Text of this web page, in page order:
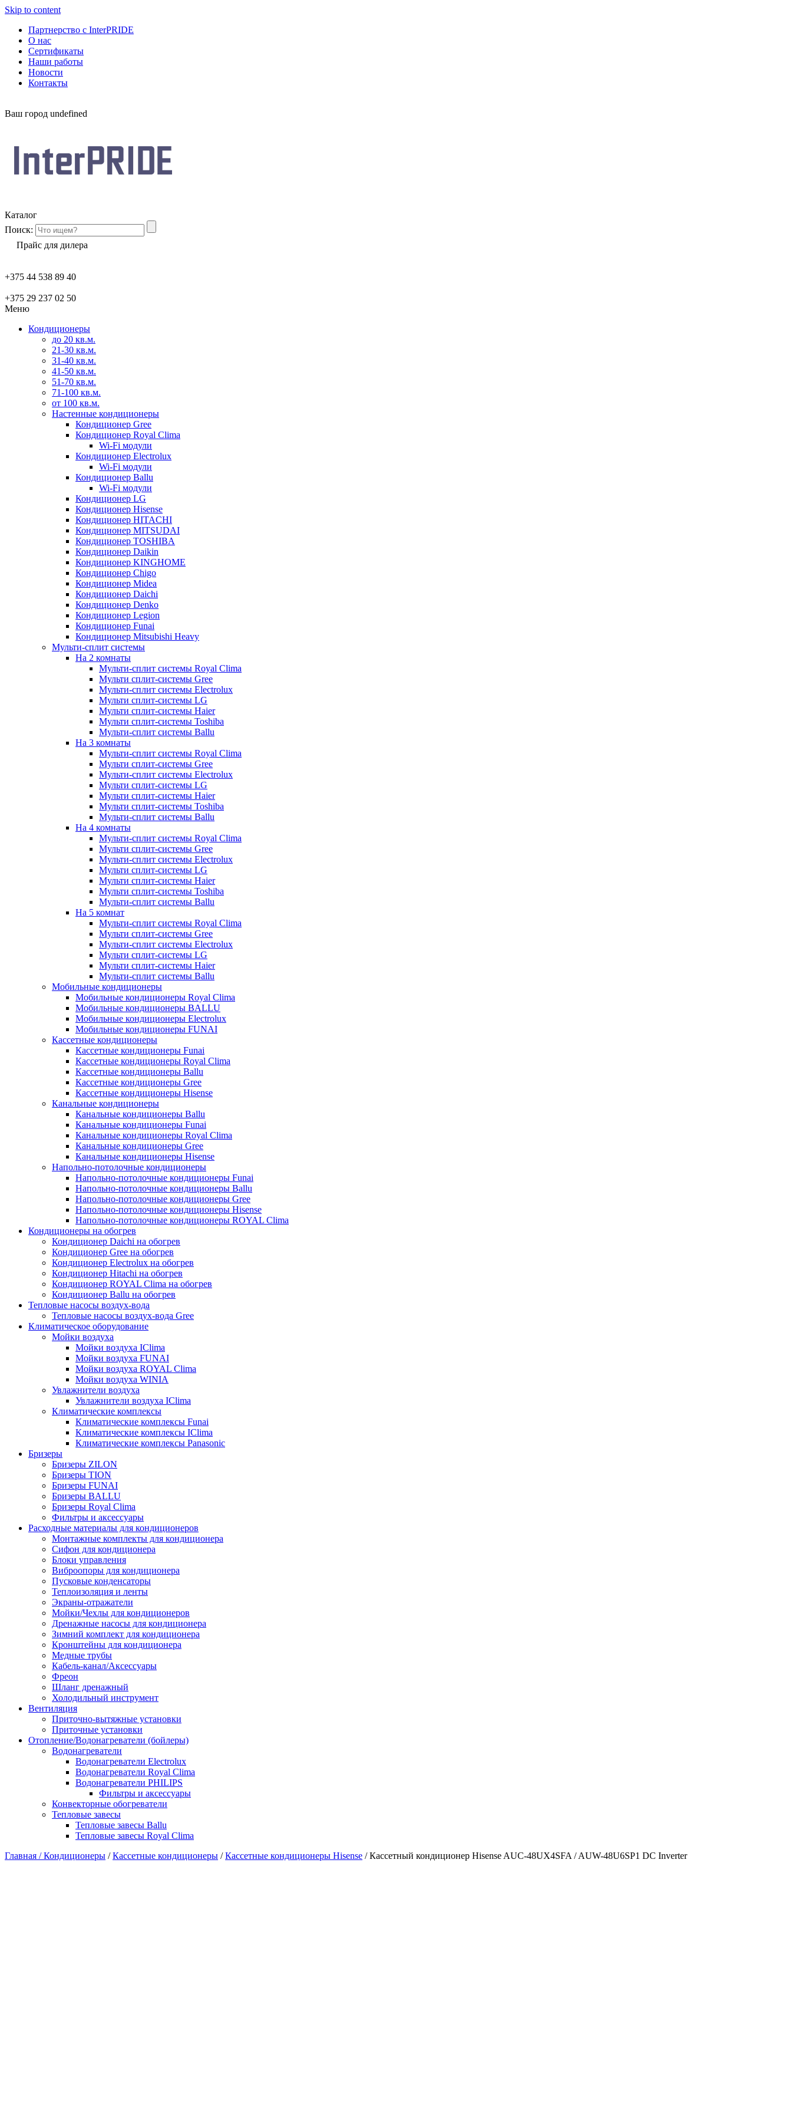
Skip to content
Партнерство с InterPRIDE
О нас
Сертификаты
Наши работы
Новости
Контакты
Ваш город undefined
Каталог
Поиск:
Прайс для дилера
+375 44 538 89 40
+375 29 237 02 50
Меню
Кондиционеры
до 20 кв.м.
21-30 кв.м.
31-40 кв.м.
41-50 кв.м.
51-70 кв.м.
71-100 кв.м.
от 100 кв.м.
Настенные кондиционеры
Кондиционер Gree
Кондиционер Royal Clima
Wi-Fi модули
Кондиционер Electrolux
Wi-Fi модули
Кондиционер Ballu
Wi-Fi модули
Кондиционер LG
Кондиционер Hisense
Кондиционер HITACHI
Кондиционер MITSUDAI
Кондиционер TOSHIBA
Кондиционер Daikin
Кондиционер KINGHOME
Кондиционер Chigo
Кондиционер Midea
Кондиционер Daichi
Кондиционер Denko
Кондиционер Legion
Кондиционер Funai
Кондиционер Mitsubishi Heavy
Мульти-сплит системы
На 2 комнаты
Мульти-сплит системы Royal Clima
Мульти сплит-системы Gree
Мульти-сплит системы Electrolux
Мульти сплит-системы LG
Мульти сплит-системы Haier
Мульти сплит-системы Toshiba
Мульти-сплит системы Ballu
На 3 комнаты
Мульти-сплит системы Royal Clima
Мульти сплит-системы Gree
Мульти-сплит системы Electrolux
Мульти сплит-системы LG
Мульти сплит-системы Haier
Мульти сплит-системы Toshiba
Мульти-сплит системы Ballu
На 4 комнаты
Мульти-сплит системы Royal Clima
Мульти сплит-системы Gree
Мульти-сплит системы Electrolux
Мульти сплит-системы LG
Мульти сплит-системы Haier
Мульти сплит-системы Toshiba
Мульти-сплит системы Ballu
На 5 комнат
Мульти-сплит системы Royal Clima
Мульти сплит-системы Gree
Мульти-сплит системы Electrolux
Мульти сплит-системы LG
Мульти сплит-системы Haier
Мульти-сплит системы Ballu
Мобильные кондиционеры
Мобильные кондиционеры Royal Clima
Мобильные кондиционеры BALLU
Мобильные кондиционеры Electrolux
Мобильные кондиционеры FUNAI
Кассетные кондиционеры
Кассетные кондиционеры Funai
Кассетные кондиционеры Royal Clima
Кассетные кондиционеры Ballu
Кассетные кондиционеры Gree
Кассетные кондиционеры Hisense
Канальные кондиционеры
Канальные кондиционеры Ballu
Канальные кондиционеры Funai
Канальные кондиционеры Royal Clima
Канальные кондиционеры Gree
Канальные кондиционеры Hisense
Напольно-потолочные кондиционеры
Напольно-потолочные кондиционеры Funai
Напольно-потолочные кондиционеры Ballu
Напольно-потолочные кондиционеры Gree
Напольно-потолочные кондиционеры Hisense
Напольно-потолочные кондиционеры ROYAL Clima
Кондиционеры на обогрев
Кондиционер Daichi на обогрев
Кондиционер Gree на обогрев
Кондиционер Electrolux на обогрев
Кондиционер Hitachi на обогрев
Кондиционер ROYAL Clima на обогрев
Кондиционер Ballu на обогрев
Тепловые насосы воздух-вода
Тепловые насосы воздух-вода Gree
Климатическое оборудование
Мойки воздуха
Мойки воздуха IClima
Мойки воздуха FUNAI
Мойки воздуха ROYAL Clima
Мойки воздуха WINIA
Увлажнители воздуха
Увлажнители воздуха IClima
Климатические комплексы
Климатические комплексы Funai
Климатические комплексы IClima
Климатические комплексы Panasonic
Бризеры
Бризеры ZILON
Бризеры TION
Бризеры FUNAI
Бризеры BALLU
Бризеры Royal Clima
Фильтры и аксессуары
Расходные материалы для кондиционеров
Монтажные комплекты для кондиционера
Сифон для кондиционера
Блоки управления
Виброопоры для кондиционера
Пусковые конденсаторы
Теплоизоляция и ленты
Экраны-отражатели
Мойки/Чехлы для кондиционеров
Дренажные насосы для кондиционера
Зимний комплект для кондиционера
Кронштейны для кондиционера
Медные трубы
Кабель-канал/Аксессуары
Фреон
Шланг дренажный
Холодильный инструмент
Вентиляция
Приточно-вытяжные установки
Приточные установки
Отопление/Водонагреватели (бойлеры)
Водонагреватели
Водонагреватели Electrolux
Водонагреватели Royal Clima
Водонагреватели PHILIPS
Фильтры и аксессуары
Конвекторные обогреватели
Тепловые завесы
Тепловые завесы Ballu
Тепловые завесы Royal Clima
Главная /Кондиционеры /Кассетные кондиционеры /Кассетные кондиционеры Hisense / Кассетный кондиционер Hisense AUC-48UX4SFA / AUW-48U6SP1 DC Inverter